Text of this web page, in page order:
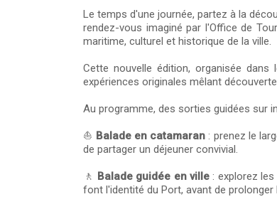
Le temps d'une journée, partez à la
rendez-vous imaginé par l'Office de
maritime, culturel et historique de la ville.
Cette nouvelle édition, organisée dans
expériences originales mêlant
Au programme, des sorties guidées sur
⛵ Balade en catamaran : prenez le
de partager un déjeuner convivial.
🚶 Balade guidée en ville: explorez les
font l'identité du Port, avant de prolonger